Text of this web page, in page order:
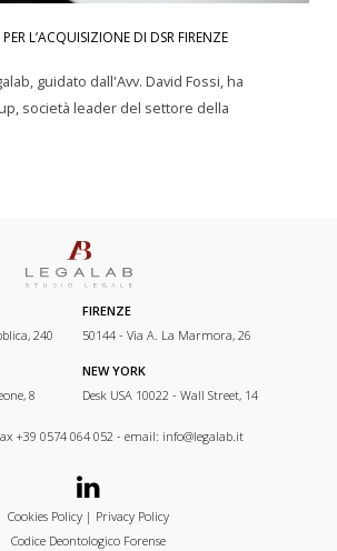
L’ACQUISIZIONE DI DSR FIRENZE
guidato dall'Avv. David Fossi, ha
società leader del settore della
240
FIRENZE
50144 - Via A. La Marmora, 26
8
NEW YORK
Desk USA 10022 - Wall Street, 14
+39 0574 064 052 - email: info@legalab.it
Cookies Policy| Privacy Policy
Codice Deontologico Forense